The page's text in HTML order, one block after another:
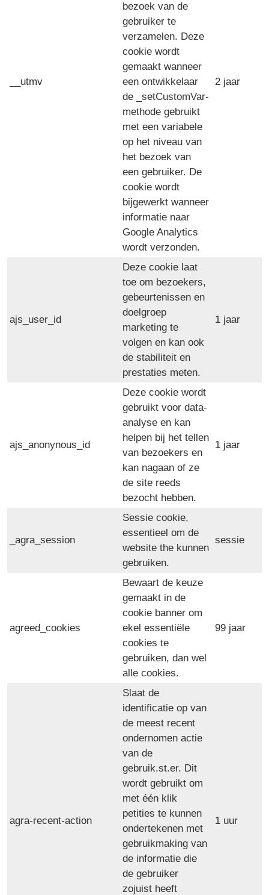
__utmv
bezoek van de
gebruiker te
verzamelen. Deze
cookie wordt
gemaakt wanneer
een ontwikkelaar
de _setCustomVar-
methode gebruikt
met een variabele
op het niveau van
het bezoek van
een gebruiker. De
cookie wordt
bijgewerkt wanneer
informatie naar
Google Analytics
wordt verzonden.
2 jaar
ajs_user_id
Deze cookie laat
toe om bezoekers,
gebeurtenissen en
doelgroep
marketing te
volgen en kan ook
de stabiliteit en
prestaties meten.
1 jaar
ajs_anonynous_id
Deze cookie wordt
gebruikt voor data-
analyse en kan
helpen bij het tellen
van bezoekers en
kan nagaan of ze
de site reeds
bezocht hebben.
1 jaar
_agra_session
Sessie cookie,
essentieel om de
website the kunnen
gebruiken.
sessie
agreed_cookies
Bewaart de keuze
gemaakt in de
cookie banner om
ekel essentiële
cookies te
gebruiken, dan wel
alle cookies.
99 jaar
agra-recent-action
Slaat de
identificatie op van
de meest recent
ondernomen actie
van de
gebruik.st.er. Dit
wordt gebruikt om
met één klik
petities te kunnen
ondertekenen met
gebruikmaking van
de informatie die
de gebruiker
zojuist heeft
1 uur